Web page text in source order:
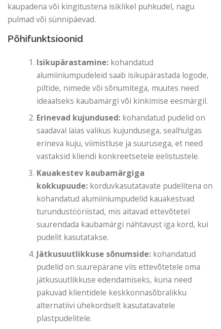
kaupadena või kingitustena isiklikel puhkudel, nagu
pulmad või sünnipäevad.
Põhifunktsioonid
Isikupärastamine: kohandatud
alumiiniumpudeleid saab isikupärastada logode,
piltide, nimede või sõnumitega, muutes need
ideaalseks kaubamärgi või kinkimise eesmärgil.
Erinevad kujundused: kohandatud pudelid on
saadaval laias valikus kujundusega, sealhulgas
erineva kuju, viimistluse ja suurusega, et need
vastaksid kliendi konkreetsetele eelistustele.
Kauakestev kaubamärgiga
kokkupuude: korduvkasutatavate pudelitena on
kohandatud alumiiniumpudelid kauakestvad
turundustööriistad, mis aitavad ettevõtetel
suurendada kaubamärgi nähtavust iga kord, kui
pudelit kasutatakse.
Jätkusuutlikkuse sõnumside: kohandatud
pudelid on suurepärane viis ettevõtetele oma
jätkusuutlikkuse edendamiseks, kuna need
pakuvad klientidele keskkonnasõbralikku
alternatiivi ühekordselt kasutatavatele
plastpudelitele.